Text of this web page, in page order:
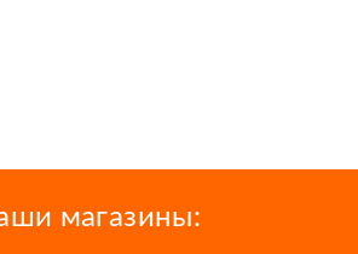
магазины: